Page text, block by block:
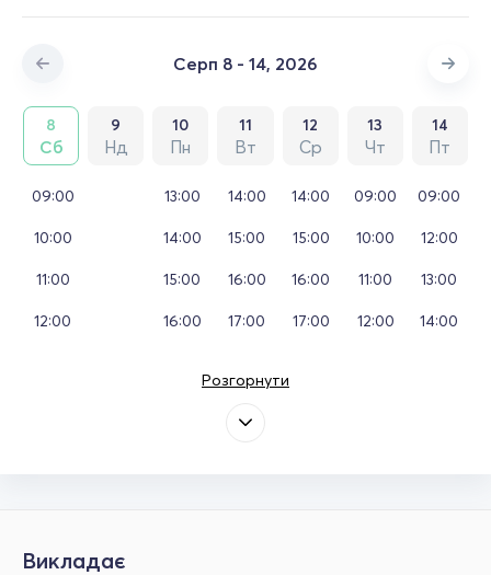
Серп 8 - 14, 2026
8
Сб
9
Нд
10
Пн
11
Вт
12
Ср
13
Чт
14
Пт
09:00
10:00
11:00
12:00
13:00
14:00
15:00
16:00
14:00
15:00
16:00
17:00
14:00
15:00
16:00
17:00
09:00
10:00
11:00
12:00
09:00
12:00
13:00
14:00
Розгорнути
Викладає